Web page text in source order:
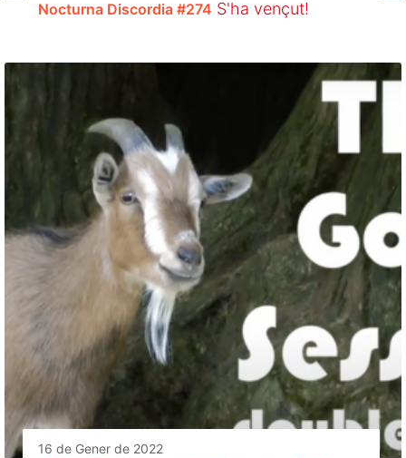
Nocturna Discordia #274 S'ha vençut!
16 de Gener de 2022